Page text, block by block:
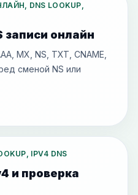
DNS LOOKUP,
записи онлайн
MX, NS, TXT, CNAME,
сменой NS или
IPV4 DNS
и проверка